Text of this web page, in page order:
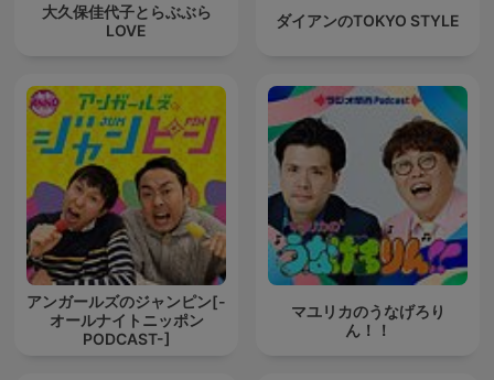
大久保佳代子とらぶぶら
LOVE
ダイアンのTOKYO STYLE
アンガールズのジャンピン[-
オールナイトニッポン
PODCAST-]
マユリカのうなげろり
ん！！